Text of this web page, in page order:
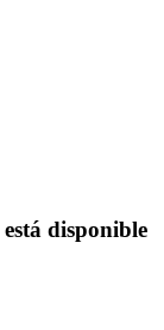
está disponible